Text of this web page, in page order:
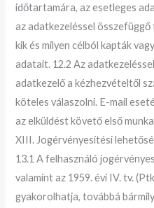
időtartamára, az esetleges
az adatkezeléssel
kik és milyen célból kapták
adatait. 12.2 Az
adatkezelő a kézhezvételtől
köteles válaszolni. E-mail
az elküldést követő első
XIII. Jogérvényesítési
13.1 A felhasználó
valamint az 1959. évi IV. tv.
gyakorolhatja, továbbá